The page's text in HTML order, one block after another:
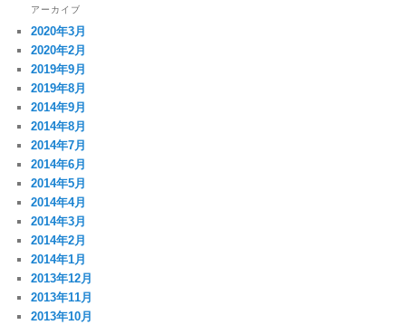
アーカイブ
2020年3月
2020年2月
2019年9月
2019年8月
2014年9月
2014年8月
2014年7月
2014年6月
2014年5月
2014年4月
2014年3月
2014年2月
2014年1月
2013年12月
2013年11月
2013年10月